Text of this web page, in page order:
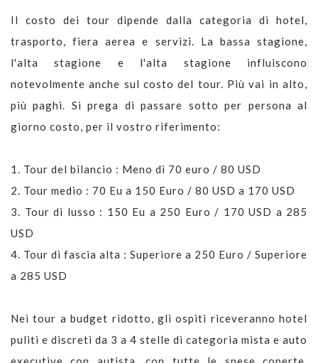
Il costo dei tour dipende dalla categoria di hotel,
trasporto, fiera aerea e servizi. La bassa stagione,
l'alta stagione e l'alta stagione influiscono
notevolmente anche sul costo del tour. Più vai in alto,
più paghi. Si prega di passare sotto per persona al
giorno costo, per il vostro riferimento:
1. Tour del bilancio : Meno di 70 euro / 80 USD
2. Tour medio : 70 Eu a 150 Euro / 80 USD a 170 USD
3. Tour di lusso : 150 Eu a 250 Euro / 170 USD a 285
USD
4. Tour di fascia alta : Superiore a 250 Euro / Superiore
a 285 USD
Nei tour a budget ridotto, gli ospiti riceveranno hotel
puliti e discreti da 3 a 4 stelle di categoria mista e auto